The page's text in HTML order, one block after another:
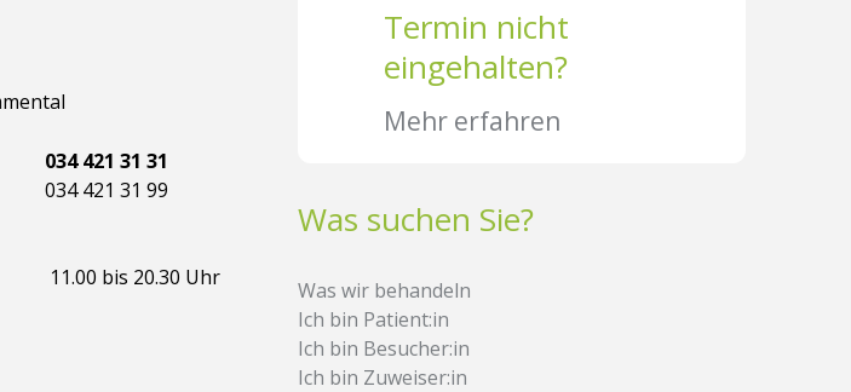
034 421 31 31
034 421 31 99
11.00 bis 20.30 Uhr
Termin nicht
eingehalten?
Mehr erfahren
Was suchen Sie?
Was wir behandeln
Ich bin Patient:in
Ich bin Besucher:in
Ich bin Zuweiser:in